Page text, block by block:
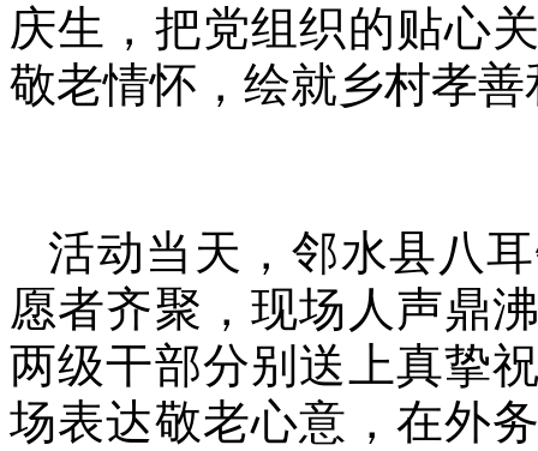
庆生，把党组织的贴心
敬老情怀，绘就乡村孝
活动当天，邻水县八
愿者齐聚，现场人声鼎
两级干部分别送上真挚
场表达敬老心意，在外